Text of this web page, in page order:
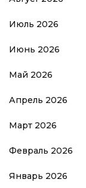
Июль 2026
Июнь 2026
Май 2026
Апрель 2026
Март 2026
Февраль 2026
Январь 2026